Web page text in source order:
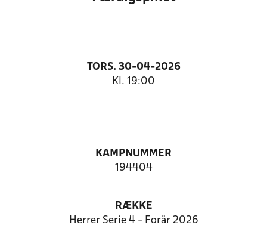
TORS. 30-04-2026
Kl. 19:00
KAMPNUMMER
194404
RÆKKE
Herrer Serie 4 - Forår 2026